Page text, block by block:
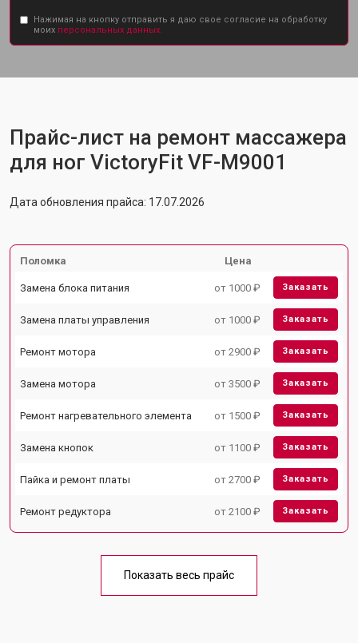
Нажимая на кнопку отправить я даю свое согласие на обработку
моих персональных данных.
Прайс-лист на ремонт массажера
для ног VictoryFit VF-M9001
Дата обновления прайса: 17.07.2026
Поломка Цена
Замена блока питания от 1000 ₽ Заказать
Замена платы управления от 1000 ₽ Заказать
Ремонт мотора от 2900 ₽ Заказать
Замена мотора от 3500 ₽ Заказать
Ремонт нагревательного элемента от 1500 ₽ Заказать
Замена кнопок от 1100 ₽ Заказать
Пайка и ремонт платы от 2700 ₽ Заказать
Ремонт редуктора от 2100 ₽ Заказать
Показать весь прайс